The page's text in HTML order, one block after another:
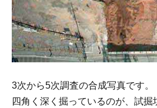
3次から5次調査の合成写真です。
四角く深く掘っているのが、試掘